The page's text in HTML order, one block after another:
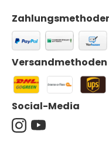
Versandmethoden
Social-Media